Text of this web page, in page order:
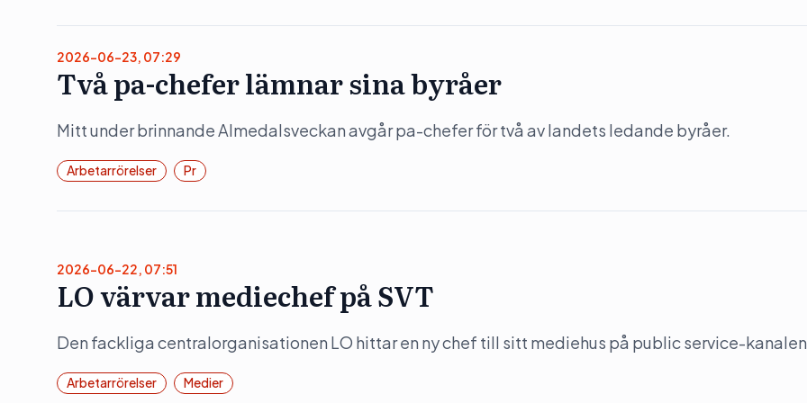
2026-06-23, 07:29
Två pa-chefer lämnar sina byråer
Mitt under brinnande Almedalsveckan avgår pa-chefer för två av landets ledande byråer.
Arbetarrörelser Pr
2026-06-22, 07:51
LO värvar mediechef på SVT
Den fackliga centralorganisationen LO hittar en ny chef till sitt mediehus på public service-kanalen
Arbetarrörelser Medier